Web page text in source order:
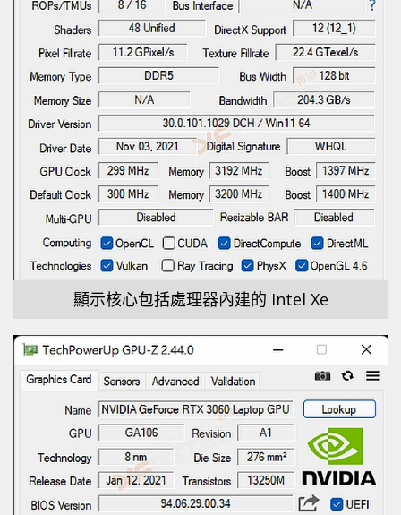
顯示核心包括處理器內建的 Intel Xe